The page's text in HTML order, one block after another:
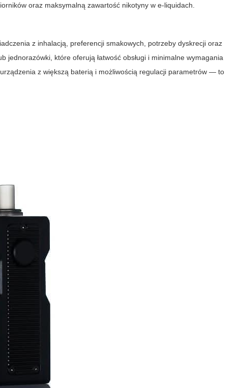
oraz maksymalną zawartość nikotyny w e-liquidach.
z inhalacją, preferencji smakowych, potrzeby dyskrecji oraz
które oferują łatwość obsługi i minimalne wymagania
z większą baterią i możliwością regulacji parametrów — to